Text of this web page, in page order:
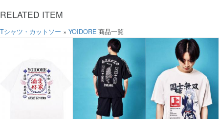
RELATED ITEM
Tシャツ・カットソー × YOIDORE 商品一覧